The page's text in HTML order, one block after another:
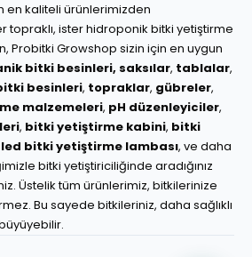
en kaliteli ürünlerimizden
topraklı, ister hidroponik bitki yetiştirme
Probitki Growshop sizin için en uygun
bitki besinleri, saksılar, tablalar,
besinleri, topraklar, gübreler,
malzemeleri, pH düzenleyiciler,
, bitki yetiştirme kabini, bitki
led bitki yetiştirme lambası, ve daha
bitki yetiştiriciliğinde aradığınız
Üstelik tüm ürünlerimiz, bitkilerinize
Bu sayede bitkileriniz, daha sağlıklı